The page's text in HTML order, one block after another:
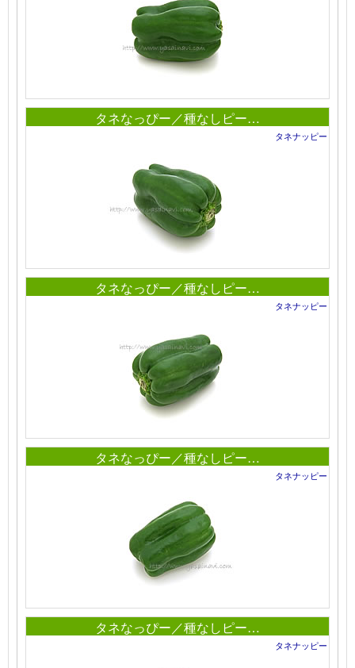
タネなっぴー／種なしピー…
タネナッピー
タネなっぴー／種なしピー…
タネナッピー
タネなっぴー／種なしピー…
タネナッピー
タネなっぴー／種なしピー…
タネナッピー